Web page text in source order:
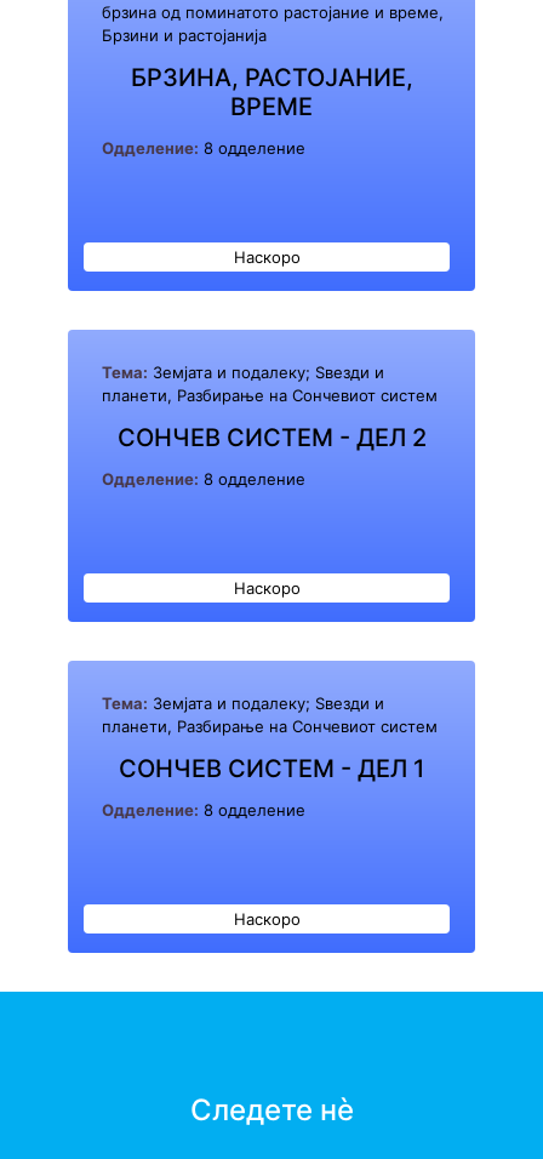
брзина од поминатото растојание и време,
Брзини и растојанија
БРЗИНА, РАСТОЈАНИЕ,
ВРЕМЕ
Одделение: 8 одделение
Наскоро
Тема: Земјата и подалеку; Ѕвезди и
планети, Разбирање на Сончевиот систем
СОНЧЕВ СИСТЕМ - ДЕЛ 2
Одделение: 8 одделение
Наскоро
Тема: Земјата и подалеку; Ѕвезди и
планети, Разбирање на Сончевиот систем
СОНЧЕВ СИСТЕМ - ДЕЛ 1
Одделение: 8 одделение
Наскоро
Следете нè